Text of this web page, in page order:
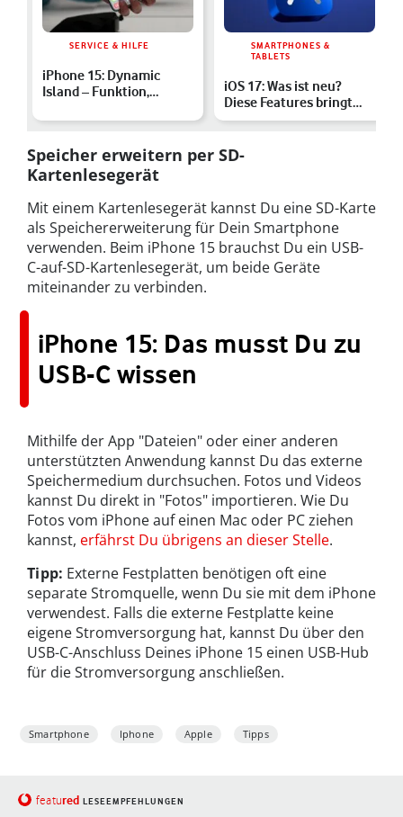
SERVICE & HILFE
iPhone 15: Dynamic
Island – Funktion,
mehr er…
SMARTPHONES &
TABLETS
iOS 17: Was ist neu?
Diese Features bringt
das Update
Speicher erweitern per SD-
Kartenlesegerät
Mit einem Kartenlesegerät kannst Du eine SD-Karte
als Speichererweiterung für Dein Smartphone
verwenden. Beim iPhone 15 brauchst Du ein USB-
C-auf-SD-Kartenlesegerät, um beide Geräte
miteinander zu verbinden.
iPhone 15: Das musst Du zu
USB-C wissen
Mithilfe der App "Dateien" oder einer anderen
unterstützten Anwendung kannst Du das externe
Speichermedium durchsuchen. Fotos und Videos
kannst Du direkt in "Fotos" importieren. Wie Du
Fotos vom iPhone auf einen Mac oder PC ziehen
kannst, erfährst Du übrigens an dieser Stelle.
Tipp: Externe Festplatten benötigen oft eine
separate Stromquelle, wenn Du sie mit dem iPhone
verwendest. Falls die externe Festplatte keine
eigene Stromversorgung hat, kannst Du über den
USB-C-Anschluss Deines iPhone 15 einen USB-Hub
für die Stromversorgung anschließen.
Smartphone Iphone Apple Tipps
featured LESEEMPFEHLUNGEN